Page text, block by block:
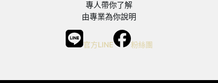
專人帶你了解
由專業為你說明
官方LINE 粉絲團